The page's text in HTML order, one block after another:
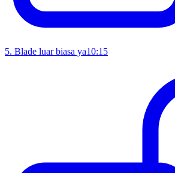
5. Blade luar biasa ya10:15